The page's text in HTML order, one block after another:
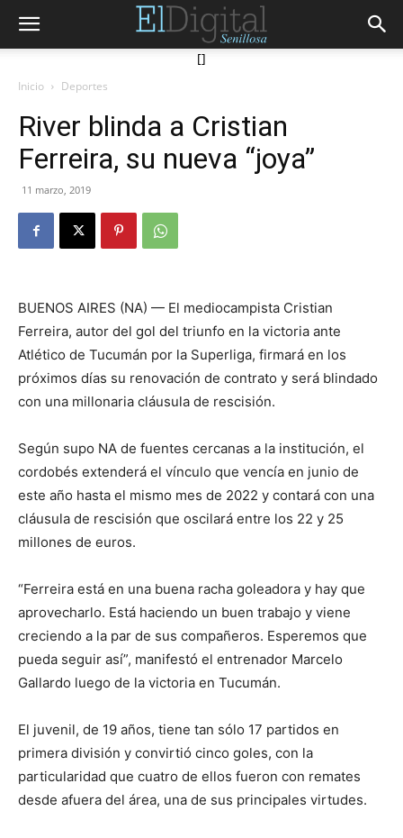
[]
Inicio Deportes
River blinda a Cristian
Ferreira, su nueva “joya”
11 marzo, 2019
BUENOS AIRES (NA) — El mediocampista Cristian
Ferreira, autor del gol del triunfo en la victoria ante
Atlético de Tucumán por la Superliga, firmará en los
próximos días su renovación de contrato y será blindado
con una millonaria cláusula de rescisión.
Según supo NA de fuentes cercanas a la institución, el
cordobés extenderá el vínculo que vencía en junio de
este año hasta el mismo mes de 2022 y contará con una
cláusula de rescisión que oscilará entre los 22 y 25
millones de euros.
“Ferreira está en una buena racha goleadora y hay que
aprovecharlo. Está haciendo un buen trabajo y viene
creciendo a la par de sus compañeros. Esperemos que
pueda seguir así”, manifestó el entrenador Marcelo
Gallardo luego de la victoria en Tucumán.
El juvenil, de 19 años, tiene tan sólo 17 partidos en
primera división y convirtió cinco goles, con la
particularidad que cuatro de ellos fueron con remates
desde afuera del área, una de sus principales virtudes.